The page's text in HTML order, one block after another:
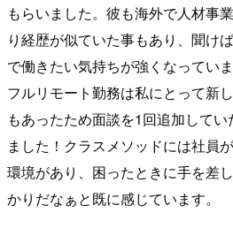
もらいました。彼も海外で人材事
り経歴が似ていた事もあり、聞け
で働きたい気持ちが強くなってい
フルリモート勤務は私にとって新
もあったため面談を1回追加して
ました！クラスメソッドには社員
環境があり、困ったときに手を差
かりだなぁと既に感じています。